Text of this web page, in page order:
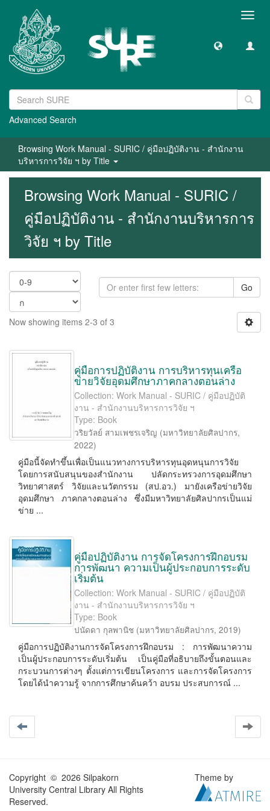
Advanced Search
Browsing Work Manual - SURIC / คู่มือปฏิบัติงาน - สำนักงาน
บริหารการวิจัย ฯ by Title
Browsing Work Manual - SURIC /
คู่มือปฏิบัติงาน - สำนักงานบริหารการ
วิจัย ฯ by Title
Go
Now showing items 2-3 of 3
คู่มือการปฏิบัติงาน การบริหารทุนเครือ
ข่ายวิจัยอุดมศึกษาภาคกลางตอนล่าง
Collection: Work Manual - SURIC / คู่มือปฏิบัติ
งาน - สำนักงานบริหารการวิจัย ฯ
Type: Book
วริยวัลย์ สามเพชรเจริญ (มหาวิทยาลัยศิลปากร,
2022)
คู่มือนี้จัดทำขึ้นเพื่อเป็นแนวทางการบริหารทุนอุดหนุนการวิจัย
โดยการสนับสนุนของสำนักงาน ปลัดกระทรวงการอุดมศึกษา
วิทยาศาสตร์ วิจัยและนวัตกรรม (สป.อว.) มายังเครือข่ายวิจัย
อุดมศึกษา ภาคกลางตอนล่าง ซึ่งมีมหาวิทยาลัยศิลปากรเป็นแม่
ข่าย ...
คู่มือปฏิบัติงาน การจัดโครงการฝึกอบรม
การพัฒนา ความเป็นผู้ประกอบการระดับ
เริ่มต้น
Collection: Work Manual - SURIC / คู่มือปฏิบัติ
งาน - สำนักงานบริหารการวิจัย ฯ
Type: Book
ปนัดดา กุลพานิช (มหาวิทยาลัยศิลปากร, 2019)
คู่มือการปฏิบัติงานการจัดโครงการฝึกอบรม : การพัฒนาความ
เป็นผู้ประกอบการระดับเริ่มต้น เป็นคู่มือที่อธิบายถึงขั้นตอนและ
กระบวนการต่างๆ ตั้งแต่การเขียนโครงการ และการจัดโครงการ
โดยได้นําความรู้ จากการศึกษาค้นคว้า อบรม ประสบการณ์ ...
Copyright © 2026 Silpakorn
University Central Library All Rights
Reserved.
Theme by